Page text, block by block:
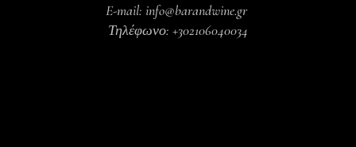
E-mail: info@barandwine.gr
Τηλέφωνο: +302106040034